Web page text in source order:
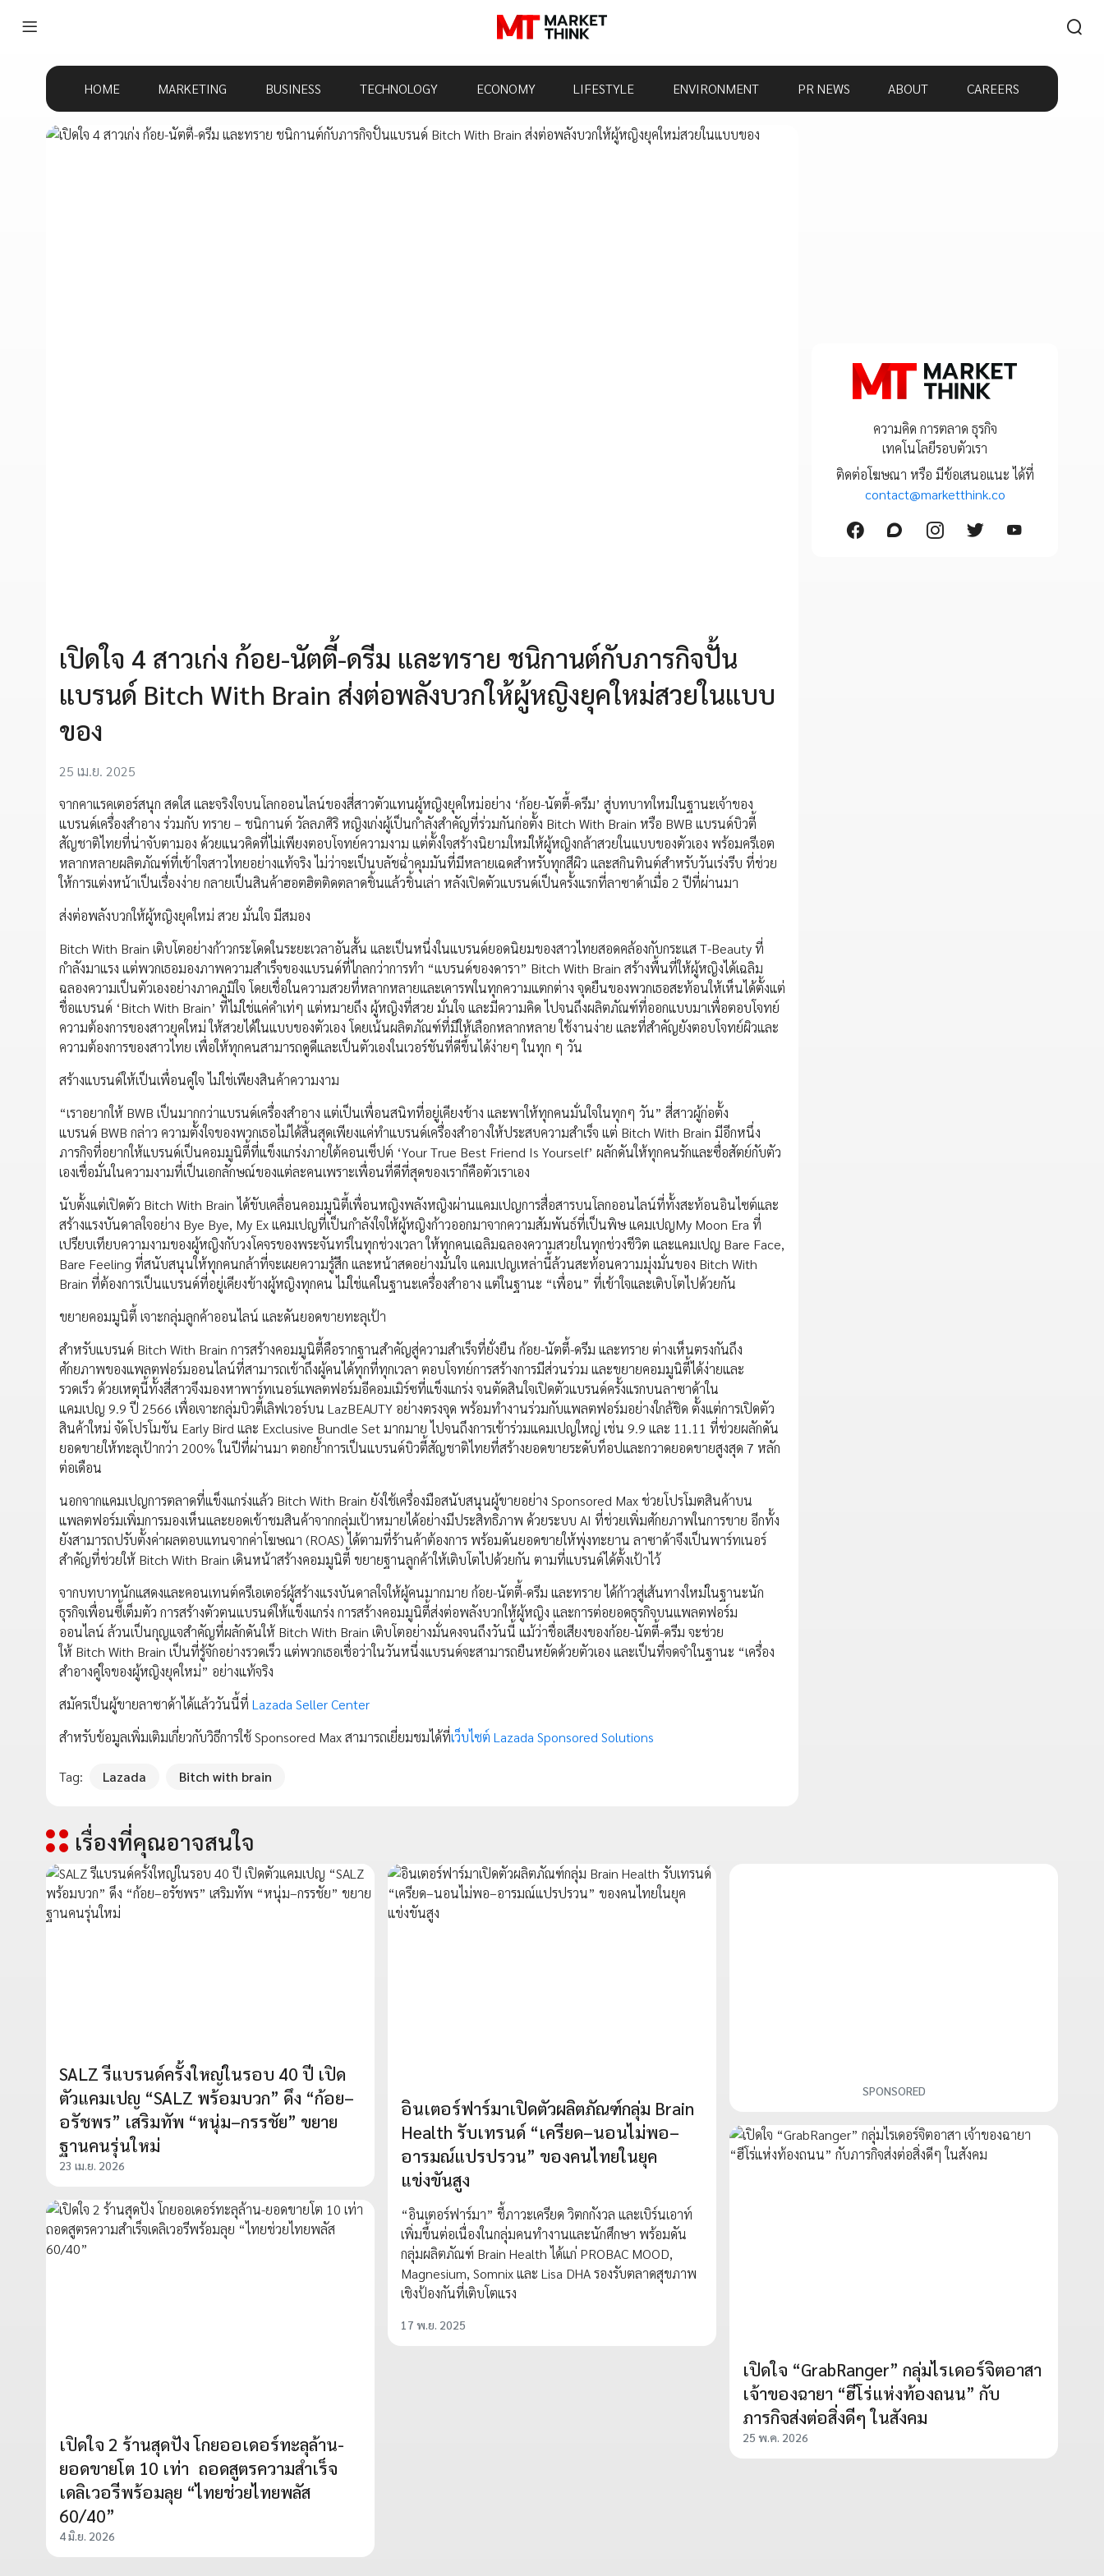
HOME MARKETING BUSINESS TECHNOLOGY ECONOMY LIFESTYLE ENVIRONMENT PR NEWS ABOUT CAREERS
เปิดใจ 4 สาวเก่ง ก้อย-นัตตี้-ดรีม และทราย ชนิกานต์กับภารกิจปั้น
แบรนด์ Bitch With Brain ส่งต่อพลังบวกให้ผู้หญิงยุคใหม่สวยในแบบ
ของ
25 เม.ย. 2025
จากคาแรคเตอร์สนุก สดใส และจริงใจบนโลกออนไลน์ของสี่สาวตัวแทนผู้หญิงยุคใหม่อย่าง ‘ก้อย-นัตตี้-ดรีม’ สู่บทบาทใหม่ในฐานะเจ้าของ
แบรนด์เครื่องสำอาง ร่วมกับ ทราย – ชนิกานต์ วัลลภศิริ หญิงเก่งผู้เป็นกำลังสำคัญที่ร่วมกันก่อตั้ง Bitch With Brain หรือ BWB แบรนด์บิวตี้
สัญชาติไทยที่น่าจับตามอง ด้วยแนวคิดที่ไม่เพียงตอบโจทย์ความงาม แต่ตั้งใจสร้างนิยามใหม่ให้ผู้หญิงกล้าสวยในแบบของตัวเอง พร้อมครีเอต
หลากหลายผลิตภัณฑ์ที่เข้าใจสาวไทยอย่างแท้จริง ไม่ว่าจะเป็นบลัชฉ่ำคุมมันที่มีหลายเฉดสำหรับทุกสีผิว และสกินทินต์สำหรับวันเร่งรีบ ที่ช่วย
ให้การแต่งหน้าเป็นเรื่องง่าย กลายเป็นสินค้าฮอตฮิตติดตลาดชิ้นแล้วชิ้นเล่า หลังเปิดตัวแบรนด์เป็นครั้งแรกที่ลาซาด้าเมื่อ 2 ปีที่ผ่านมา
ส่งต่อพลังบวกให้ผู้หญิงยุคใหม่ สวย มั่นใจ มีสมอง
Bitch With Brain เติบโตอย่างก้าวกระโดดในระยะเวลาอันสั้น และเป็นหนึ่งในแบรนด์ยอดนิยมของสาวไทยสอดคล้องกับกระแส T-Beauty ที่
กำลังมาแรง แต่พวกเธอมองภาพความสำเร็จของแบรนด์ที่ไกลกว่าการทำ “แบรนด์ของดารา” Bitch With Brain สร้างพื้นที่ให้ผู้หญิงได้เฉลิม
ฉลองความเป็นตัวเองอย่างภาคภูมิใจ โดยเชื่อในความสวยที่หลากหลายและเคารพในทุกความแตกต่าง จุดยืนของพวกเธอสะท้อนให้เห็นได้ตั้งแต่
ชื่อแบรนด์ ‘Bitch With Brain’ ที่ไม่ใช่แค่คำเท่ๆ แต่หมายถึง ผู้หญิงที่สวย มั่นใจ และมีความคิด ไปจนถึงผลิตภัณฑ์ที่ออกแบบมาเพื่อตอบโจทย์
ความต้องการของสาวยุคใหม่ ให้สวยได้ในแบบของตัวเอง โดยเน้นผลิตภัณฑ์ที่มีให้เลือกหลากหลาย ใช้งานง่าย และที่สำคัญยังตอบโจทย์ผิวและ
ความต้องการของสาวไทย เพื่อให้ทุกคนสามารถดูดีและเป็นตัวเองในเวอร์ชันที่ดีขึ้นได้ง่ายๆ ในทุก ๆ วัน
สร้างแบรนด์ให้เป็นเพื่อนคู่ใจ ไม่ใช่เพียงสินค้าความงาม
“เราอยากให้ BWB เป็นมากกว่าแบรนด์เครื่องสำอาง แต่เป็นเพื่อนสนิทที่อยู่เคียงข้าง และพาให้ทุกคนมั่นใจในทุกๆ วัน” สี่สาวผู้ก่อตั้ง
แบรนด์ BWB กล่าว ความตั้งใจของพวกเธอไม่ได้สิ้นสุดเพียงแค่ทำแบรนด์เครื่องสำอางให้ประสบความสำเร็จ แต่ Bitch With Brain มีอีกหนึ่ง
ภารกิจที่อยากให้แบรนด์เป็นคอมมูนิตี้ที่แข็งแกร่งภายใต้คอนเซ็ปต์ ‘Your True Best Friend Is Yourself’ ผลักดันให้ทุกคนรักและซื่อสัตย์กับตัว
เองเชื่อมั่นในความงามที่เป็นเอกลักษณ์ของแต่ละคนเพราะเพื่อนที่ดีที่สุดของเราก็คือตัวเราเอง
นับตั้งแต่เปิดตัว Bitch With Brain ได้ขับเคลื่อนคอมมูนิตี้เพื่อนหญิงพลังหญิงผ่านแคมเปญการสื่อสารบนโลกออนไลน์ที่ทั้งสะท้อนอินไซต์และ
สร้างแรงบันดาลใจอย่าง Bye Bye, My Ex แคมเปญที่เป็นกำลังใจให้ผู้หญิงก้าวออกมาจากความสัมพันธ์ที่เป็นพิษ แคมเปญMy Moon Era ที่
เปรียบเทียบความงามของผู้หญิงกับวงโคจรของพระจันทร์ในทุกช่วงเวลา ให้ทุกคนเฉลิมฉลองความสวยในทุกช่วงชีวิต และแคมเปญ Bare Face,
Bare Feeling ที่สนับสนุนให้ทุกคนกล้าที่จะเผยความรู้สึก และหน้าสดอย่างมั่นใจ แคมเปญเหล่านี้ล้วนสะท้อนความมุ่งมั่นของ Bitch With
Brain ที่ต้องการเป็นแบรนด์ที่อยู่เคียงข้างผู้หญิงทุกคน ไม่ใช่แค่ในฐานะเครื่องสำอาง แต่ในฐานะ “เพื่อน” ที่เข้าใจและเติบโตไปด้วยกัน
ขยายคอมมูนิตี้ เจาะกลุ่มลูกค้าออนไลน์ และดันยอดขายทะลุเป้า
สำหรับแบรนด์ Bitch With Brain การสร้างคอมมูนิตี้คือรากฐานสำคัญสู่ความสำเร็จที่ยั่งยืน ก้อย-นัตตี้-ดรีม และทราย ต่างเห็นตรงกันถึง
ศักยภาพของแพลตฟอร์มออนไลน์ที่สามารถเข้าถึงผู้คนได้ทุกที่ทุกเวลา ตอบโจทย์การสร้างการมีส่วนร่วม และขยายคอมมูนิตี้ได้ง่ายและ
รวดเร็ว ด้วยเหตุนี้ทั้งสี่สาวจึงมองหาพาร์ทเนอร์แพลตฟอร์มอีคอมเมิร์ซที่แข็งแกร่ง จนตัดสินใจเปิดตัวแบรนด์ครั้งแรกบนลาซาด้าใน
แคมเปญ 9.9 ปี 2566 เพื่อเจาะกลุ่มบิวตี้เลิฟเวอร์บน LazBEAUTY อย่างตรงจุด พร้อมทำงานร่วมกับแพลตฟอร์มอย่างใกล้ชิด ตั้งแต่การเปิดตัว
สินค้าใหม่ จัดโปรโมชัน Early Bird และ Exclusive Bundle Set มากมาย ไปจนถึงการเข้าร่วมแคมเปญใหญ่ เช่น 9.9 และ 11.11 ที่ช่วยผลักดัน
ยอดขายให้ทะลุเป้ากว่า 200% ในปีที่ผ่านมา ตอกย้ำการเป็นแบรนด์บิวตี้สัญชาติไทยที่สร้างยอดขายระดับท็อปและกวาดยอดขายสูงสุด 7 หลัก
ต่อเดือน
นอกจากแคมเปญการตลาดที่แข็งแกร่งแล้ว Bitch With Brain ยังใช้เครื่องมือสนับสนุนผู้ขายอย่าง Sponsored Max ช่วยโปรโมตสินค้าบน
แพลตฟอร์มเพิ่มการมองเห็นและยอดเข้าชมสินค้าจากกลุ่มเป้าหมายได้อย่างมีประสิทธิภาพ ด้วยระบบ AI ที่ช่วยเพิ่มศักยภาพในการขาย อีกทั้ง
ยังสามารถปรับตั้งค่าผลตอบแทนจากค่าโฆษณา (ROAS) ได้ตามที่ร้านค้าต้องการ พร้อมดันยอดขายให้พุ่งทะยาน ลาซาด้าจึงเป็นพาร์ทเนอร์
สำคัญที่ช่วยให้ Bitch With Brain เดินหน้าสร้างคอมมูนิตี้ ขยายฐานลูกค้าให้เติบโตไปด้วยกัน ตามที่แบรนด์ได้ตั้งเป้าไว้
จากบทบาทนักแสดงและคอนเทนต์ครีเอเตอร์ผู้สร้างแรงบันดาลใจให้ผู้คนมากมาย ก้อย-นัตตี้-ดรีม และทราย ได้ก้าวสู่เส้นทางใหม่ในฐานะนัก
ธุรกิจเพื่อนซี้เต็มตัว การสร้างตัวตนแบรนด์ให้แข็งแกร่ง การสร้างคอมมูนิตี้ส่งต่อพลังบวกให้ผู้หญิง และการต่อยอดธุรกิจบนแพลตฟอร์ม
ออนไลน์ ล้วนเป็นกุญแจสำคัญที่ผลักดันให้ Bitch With Brain เติบโตอย่างมั่นคงจนถึงวันนี้ แม้ว่าชื่อเสียงของก้อย-นัตตี้-ดรีม จะช่วย
ให้ Bitch With Brain เป็นที่รู้จักอย่างรวดเร็ว แต่พวกเธอเชื่อว่าในวันหนึ่งแบรนด์จะสามารถยืนหยัดด้วยตัวเอง และเป็นที่จดจำในฐานะ “เครื่อง
สำอางคู่ใจของผู้หญิงยุคใหม่” อย่างแท้จริง
สมัครเป็นผู้ขายลาซาด้าได้แล้ววันนี้ที่ Lazada Seller Center
สำหรับข้อมูลเพิ่มเติมเกี่ยวกับวิธีการใช้ Sponsored Max สามารถเยี่ยมชมได้ที่เว็บไซต์ Lazada Sponsored Solutions
Tag: Lazada Bitch with brain
ความคิด การตลาด ธุรกิจ
เทคโนโลยีรอบตัวเรา
ติดต่อโฆษณา หรือ มีข้อเสนอแนะ ได้ที่
contact@marketthink.co
เรื่องที่คุณอาจสนใจ
SALZ รีแบรนด์ครั้งใหญ่ในรอบ 40 ปี เปิด
ตัวแคมเปญ “SALZ พร้อมบวก” ดึง “ก้อย–
อรัชพร” เสริมทัพ “หนุ่ม–กรรชัย” ขยาย
ฐานคนรุ่นใหม่
23 เม.ย. 2026
อินเตอร์ฟาร์มาเปิดตัวผลิตภัณฑ์กลุ่ม Brain
Health รับเทรนด์ “เครียด–นอนไม่พอ–
อารมณ์แปรปรวน” ของคนไทยในยุค
แข่งขันสูง
“อินเตอร์ฟาร์มา” ชี้ภาวะเครียด วิตกกังวล และเบิร์นเอาท์
เพิ่มขึ้นต่อเนื่องในกลุ่มคนทำงานและนักศึกษา พร้อมดัน
กลุ่มผลิตภัณฑ์ Brain Health ได้แก่ PROBAC MOOD,
Magnesium, Somnix และ Lisa DHA รองรับตลาดสุขภาพ
เชิงป้องกันที่เติบโตแรง
17 พ.ย. 2025
SPONSORED
เปิดใจ “GrabRanger” กลุ่มไรเดอร์จิตอาสา
เจ้าของฉายา “ฮีโร่แห่งท้องถนน” กับ
ภารกิจส่งต่อสิ่งดีๆ ในสังคม
25 พ.ค. 2026
เปิดใจ 2 ร้านสุดปัง โกยออเดอร์ทะลุล้าน-
ยอดขายโต 10 เท่า ถอดสูตรความสำเร็จ
เดลิเวอรีพร้อมลุย “ไทยช่วยไทยพลัส
60/40”
4 มิ.ย. 2026